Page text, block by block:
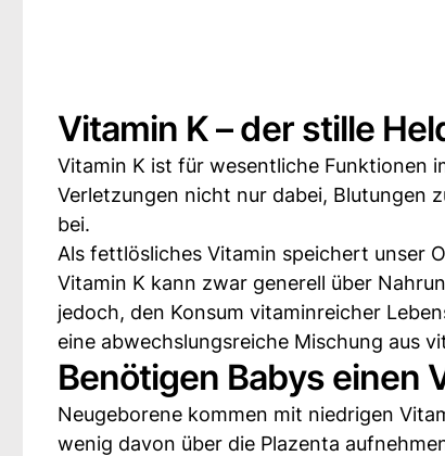
Vitamin K – der stille
Vitamin K ist für wesentliche Funktionen
Verletzungen nicht nur dabei, Blutungen
bei.
Als fettlösliches Vitamin speichert unser
Vitamin K kann zwar generell über
jedoch, den Konsum vitaminreicher
eine abwechslungsreiche Mischung aus
Benötigen Babys einen
Neugeborene kommen mit niedrigen
wenig davon über die Plazenta